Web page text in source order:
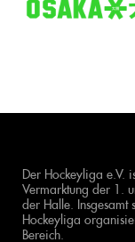
Der Hockeyliga e.V.
Vermarktung der 1.
der Halle.
Hockeyliga
Bereich.